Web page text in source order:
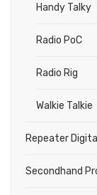
Handy Talky
Radio PoC
Radio Rig
Walkie Talkie
Repeater
Secondhand